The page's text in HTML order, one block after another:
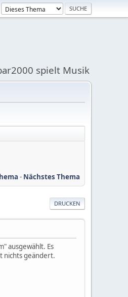
spielt Musik
- Nächstes Thema
DRUCKEN
ausgewählt. Es
nichts geändert.